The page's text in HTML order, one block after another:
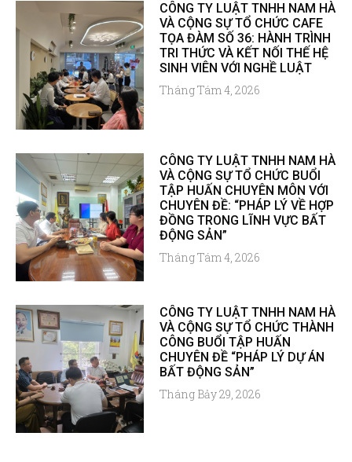
CÔNG TY LUẬT TNHH NAM HÀ
VÀ CỘNG SỰ TỔ CHỨC CAFE
TỌA ĐÀM SỐ 36: HÀNH TRÌNH
TRI THỨC VÀ KẾT NỐI THẾ HỆ
SINH VIÊN VỚI NGHỀ LUẬT
Tháng Tám 4, 2026
CÔNG TY LUẬT TNHH NAM HÀ
VÀ CỘNG SỰ TỔ CHỨC BUỔI
TẬP HUẤN CHUYÊN MÔN VỚI
CHUYÊN ĐỀ: “PHÁP LÝ VỀ HỢP
ĐỒNG TRONG LĨNH VỰC BẤT
ĐỘNG SẢN”
Tháng Tám 4, 2026
CÔNG TY LUẬT TNHH NAM HÀ
VÀ CỘNG SỰ TỔ CHỨC THÀNH
CÔNG BUỔI TẬP HUẤN
CHUYÊN ĐỀ “PHÁP LÝ DỰ ÁN
BẤT ĐỘNG SẢN”
Tháng Bảy 29, 2026